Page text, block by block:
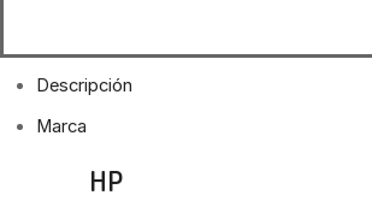
Descripción
Marca
HP